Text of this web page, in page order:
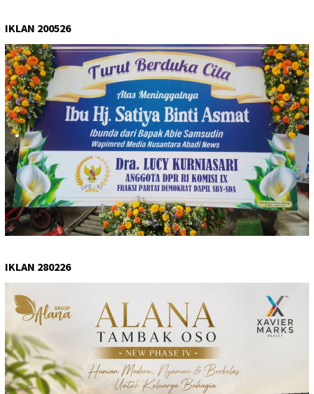
IKLAN 200526
IKLAN 280226